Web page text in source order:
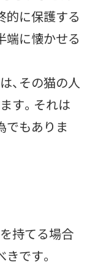
的に保護する
端に懐かせる
、その猫の人
す。それは
でもありま
持てる場合
です。